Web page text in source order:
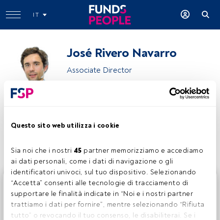
Questo sito web utilizza i cookie
Sia noi che i nostri 45 partner memorizziamo e accediamo
ai dati personali, come i dati di navigazione o gli
identificatori univoci, sul tuo dispositivo. Selezionando
“Accetta” consenti alle tecnologie di tracciamento di
supportare le finalità indicate in “Noi e i nostri partner
trattiamo i dati per fornire”, mentre selezionando “Rifiuta
tutto” o revocando il tuo consenso, le disabiliterai. Se i
IT
José Rivero Navarro
Associate Director
Condividi:
Questo è un articolo riservato agli utenti FundsPeople. Se
sei già registrato, accedi tramite il pulsante Login. Se non
hai ancora un account, ti invitiamo a registrarti per scoprire
tutti i contenuti che FundsPeople ha da offrire.